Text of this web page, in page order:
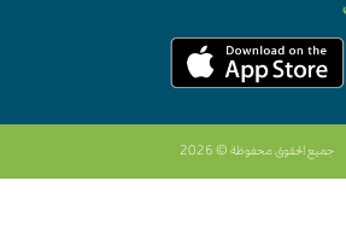
جميع الحقوق محفوظة © 2026